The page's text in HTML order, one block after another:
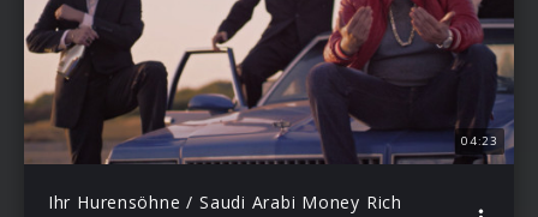
04:23
Ihr Hurensöhne / Saudi Arabi Money Rich